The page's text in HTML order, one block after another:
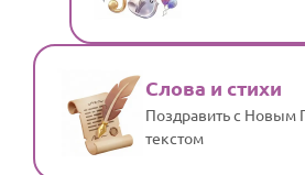
Слова и стихи
Поздравить с Новым
текстом